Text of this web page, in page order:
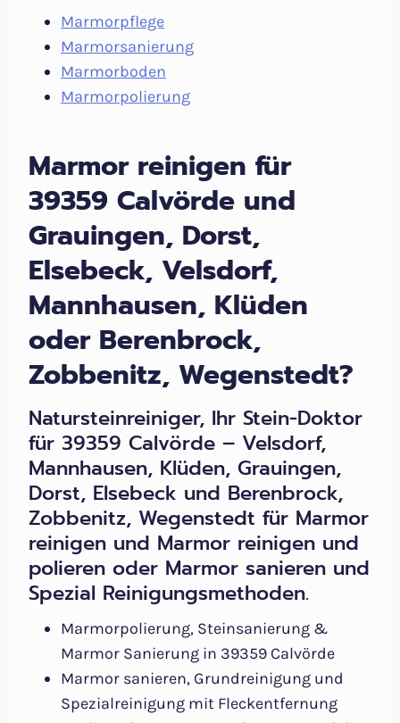
Marmorpflege
Marmorsanierung
Marmorboden
Marmorpolierung
Marmor reinigen für
39359 Calvörde und
Grauingen, Dorst,
Elsebeck, Velsdorf,
Mannhausen, Klüden
oder Berenbrock,
Zobbenitz, Wegenstedt?
Natursteinreiniger, Ihr Stein-Doktor
für 39359 Calvörde – Velsdorf,
Mannhausen, Klüden, Grauingen,
Dorst, Elsebeck und Berenbrock,
Zobbenitz, Wegenstedt für Marmor
reinigen und Marmor reinigen und
polieren oder Marmor sanieren und
Spezial Reinigungsmethoden.
Marmorpolierung, Steinsanierung &
Marmor Sanierung in 39359 Calvörde
Marmor sanieren, Grundreinigung und
Spezialreinigung mit Fleckentfernung